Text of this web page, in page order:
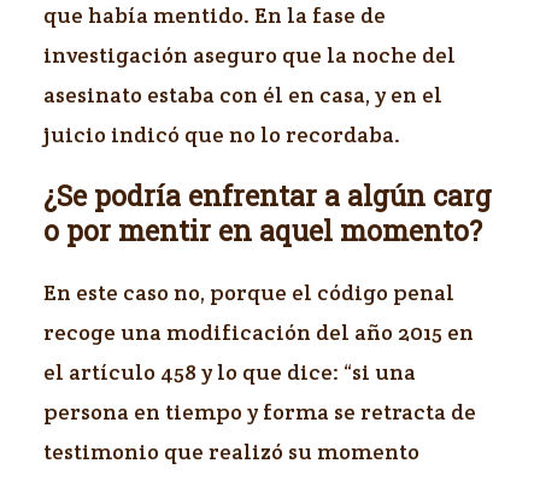
que había mentido. En la fase de
investigación aseguro que la noche del
asesinato estaba con él en casa, y en el
juicio indicó que no lo recordaba.
¿Se podría enfrentar a algún carg
o por mentir en aquel momento?
En este caso no, porque el código penal
recoge una modificación del año 2015 en
el artículo 458 y lo que dice: “si una
persona en tiempo y forma se retracta de
testimonio que realizó su momento